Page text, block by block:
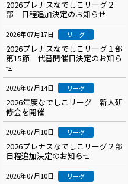
2026プレナスなでしこリーグ２
部 日程追加決定のお知らせ
2026年07月17日 リーグ
2026プレナスなでしこリーグ１部
第15節 代替開催日決定のお知ら
せ
2026年07月14日 リーグ
2026年度なでしこリーグ 新人研
修会を開催
2026年07月10日 リーグ
2026プレナスなでしこリーグ２部
日程追加決定のお知らせ
2026年07月10日 リーグ